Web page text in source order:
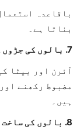
باقاعدہ
بناتا ہے۔
7. بالوں کی جڑوں کو مضبوط بناتا ہے
آئرن اور بیٹا
مضبوط رکھنے
ہیں۔
8. بالوں کی ساخت بہتر بناتا ہے